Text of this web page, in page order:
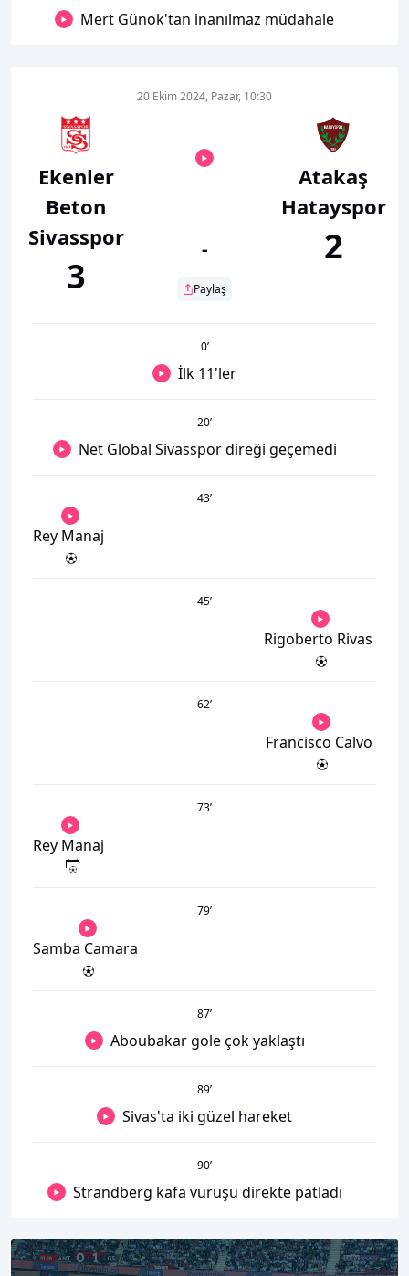
Mert Günok'tan inanılmaz müdahale
Ekenler
Beton
Sivasspor
3
20 Ekim 2024, Pazar, 10:30
-
Paylaş
Atakaş
Hatayspor
2
0’
İlk 11'ler
20’
Net Global Sivasspor direği geçemedi
43’
Rey Manaj
45’
Rigoberto Rivas
62’
Francisco Calvo
73’
Rey Manaj
79’
Samba Camara
87’
Aboubakar gole çok yaklaştı
89’
Sivas'ta iki güzel hareket
90’
Strandberg kafa vuruşu direkte patladı